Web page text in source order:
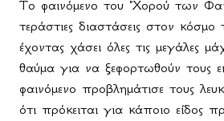
Το φαινόμενο του "Χορού των
τεράστιες διαστάσεις στον
έχοντας χάσει όλες τις μεγάλες
θαύμα για να ξεφορτωθούν τους
φαινόμενο προβλημάτισε τους
ότι πρόκειται για κάποιο είδος